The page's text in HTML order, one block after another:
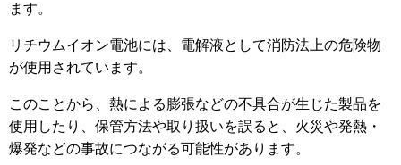
ます。
リチウムイオン電池には、電解液として消防法上の危険物
が使用されています。
このことから、熱による膨張などの不具合が生じた製品を
使用したり、保管方法や取り扱いを誤ると、火災や発熱・
爆発などの事故につながる可能性があります。